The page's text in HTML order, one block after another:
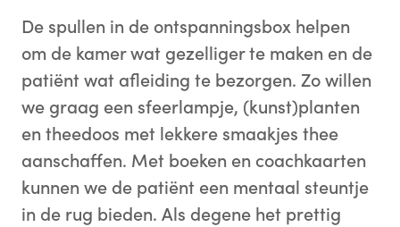
De spullen in de ontspanningsbox helpen
om de kamer wat gezelliger te maken en de
patiënt wat afleiding te bezorgen. Zo willen
we graag een sfeerlampje, (kunst)planten
en theedoos met lekkere smaakjes thee
aanschaffen. Met boeken en coachkaarten
kunnen we de patiënt een mentaal steuntje
in de rug bieden. Als degene het prettig